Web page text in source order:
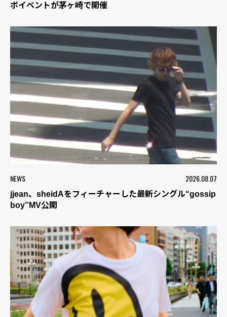
ボイベントが茅ヶ崎で開催
NEWS 2026.08.07
jjean、sheidAをフィーチャーした最新シングル“gossip
boy”MV公開